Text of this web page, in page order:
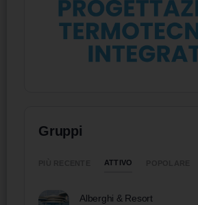
Gruppi
ATTIVO
Alberghi & Resort